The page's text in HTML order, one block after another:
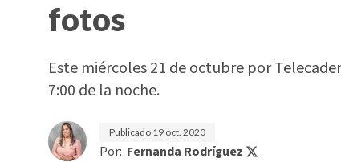
fotos
Este miércoles 21 de octubre por
7:00 de la noche.
Publicado 19 oct. 2020
Por: Fernanda Rodríguez